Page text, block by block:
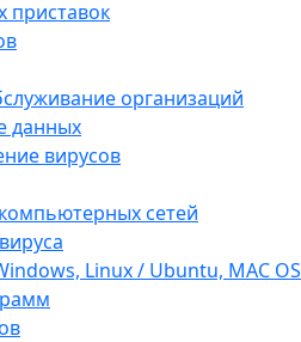
приставок
организаций
данных
вирусов
сетей
Linux / Ubuntu, МАС OS